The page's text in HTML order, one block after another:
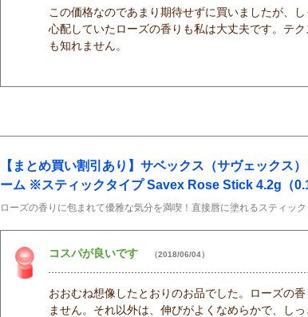
この価格なのであまり期待せずに買いましたが、
心配していたローズの香りも私は大丈夫です。テ
も知れません。
【まとめ買い割引あり】サベックス（サヴェックス
ーム ※スティックタイプ Savex Rose Stick 4.2g（
ローズの香りに包まれて優雅な気分を満喫！直接唇に塗れるスティッ
コスパが良いです （2018/06/04）
おおむね想像したとおりのお品でした。ローズの
ません。それ以外は、伸びがよくなめらかで、し